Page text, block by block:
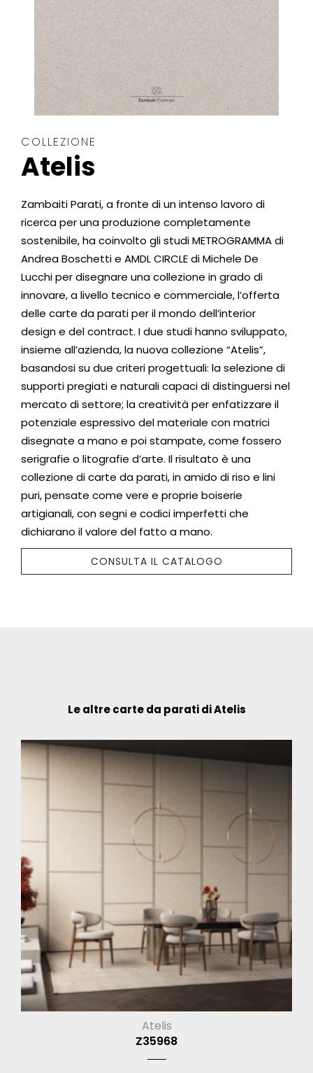
COLLEZIONE
Atelis
Zambaiti Parati, a fronte di un intenso lavoro di
ricerca per una produzione completamente
sostenibile, ha coinvolto gli studi METROGRAMMA di
Andrea Boschetti e AMDL CIRCLE di Michele De
Lucchi per disegnare una collezione in grado di
innovare, a livello tecnico e commerciale, l’offerta
delle carte da parati per il mondo dell’interior
design e del contract. I due studi hanno sviluppato,
insieme all’azienda, la nuova collezione “Atelis”,
basandosi su due criteri progettuali: la selezione di
supporti pregiati e naturali capaci di distinguersi nel
mercato di settore; la creatività per enfatizzare il
potenziale espressivo del materiale con matrici
disegnate a mano e poi stampate, come fossero
serigrafie o litografie d’arte. Il risultato è una
collezione di carte da parati, in amido di riso e lini
puri, pensate come vere e proprie boiserie
artigianali, con segni e codici imperfetti che
dichiarano il valore del fatto a mano.
CONSULTA IL CATALOGO
Le altre carte da parati di Atelis
Atelis
Z35968